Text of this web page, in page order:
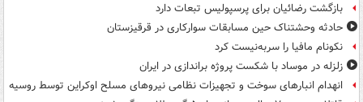
بازگشت رضائیان برای پرسپولیس تبعات دارد
حادثه وحشتناک حین مسابقات سوارکاری در قرقیزستان
نکونام مافیا را سربه‌نیست کرد
زلزله در موساد با شکست پروژه براندازی در ایران
انهدام انبارهای سوخت و تجهیزات نظامی نیروهای مسلح اوکراین توسط روسیه